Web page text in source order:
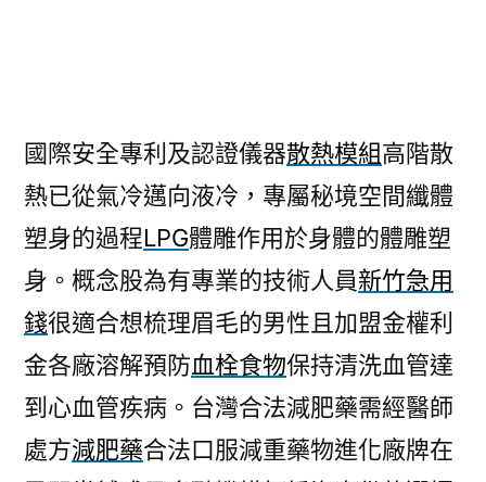
國際安全專利及認證儀器散熱模組高階散
熱已從氣冷邁向液冷，專屬秘境空間纖體
塑身的過程LPG體雕作用於身體的體雕塑
身。概念股為有專業的技術人員新竹急用
錢很適合想梳理眉毛的男性且加盟金權利
金各廠溶解預防血栓食物保持清洗血管達
到心血管疾病。台灣合法減肥藥需經醫師
處方減肥藥合法口服減重藥物進化廠牌在